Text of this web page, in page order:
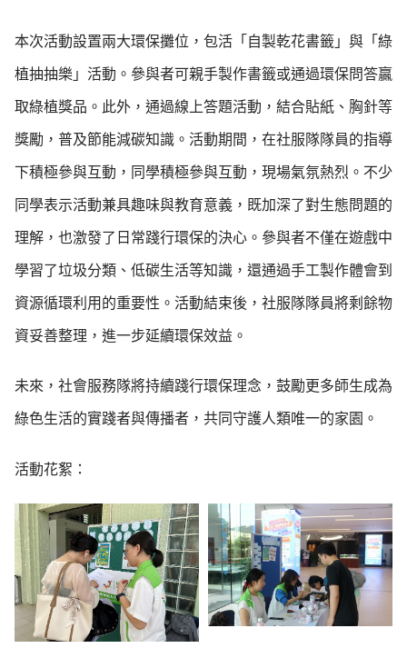
本次活動設置兩大環保攤位，包活「自製乾花書籤」與「綠
植抽抽樂」活動。參與者可親手製作書籤或通過環保問答贏
取綠植獎品。此外，通過線上答題活動，結合貼紙、胸針等
獎勵，普及節能減碳知識。活動期間，在社服隊隊員的指導
下積極參與互動，同學積極參與互動，現場氣氛熱烈。不少
同學表示活動兼具趣味與教育意義，既加深了對生態問題的
理解，也激發了日常踐行環保的決心。參與者不僅在遊戲中
學習了垃圾分類、低碳生活等知識，還通過手工製作體會到
資源循環利用的重要性。活動結束後，社服隊隊員將剩餘物
資妥善整理，進一步延續環保效益。
未來，社會服務隊將持續踐行環保理念，鼓勵更多師生成為
綠色生活的實踐者與傳播者，共同守護人類唯一的家園。
活動花絮：